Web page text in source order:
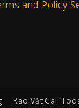
and Policy
Rao Vặt Cali